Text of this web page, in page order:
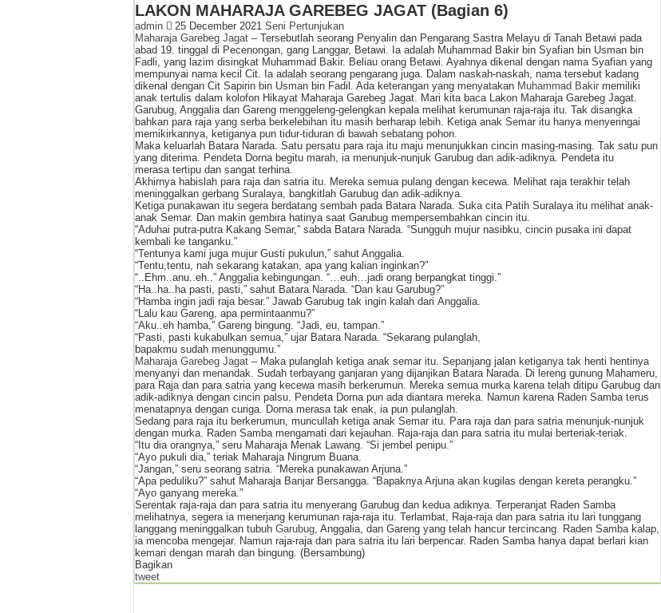
LAKON MAHARAJA GAREBEG JAGAT (Bagian 6)
admin 25 December 2021 Seni Pertunjukan
Maharaja Garebeg Jagat – Tersebutlah seorang Penyalin dan Pengarang Sastra Melayu di Tanah Betawi pada
abad 19. tinggal di Pecenongan, gang Langgar, Betawi. Ia adalah Muhammad Bakir bin Syafian bin Usman bin
Fadli, yang lazim disingkat Muhammad Bakir. Beliau orang Betawi. Ayahnya dikenal dengan nama Syafian yang
mempunyai nama kecil Cit. Ia adalah seorang pengarang juga. Dalam naskah-naskah, nama tersebut kadang
dikenal dengan Cit Sapirin bin Usman bin Fadil. Ada keterangan yang menyatakan Muhammad Bakir memiliki
anak tertulis dalam kolofon Hikayat Maharaja Garebeg Jagat. Mari kita baca Lakon Maharaja Garebeg Jagat.
Garubug, Anggalia dan Gareng menggeleng-gelengkan kepala melihat kerumunan raja-raja itu. Tak disangka
bahkan para raja yang serba berkelebihan itu masih berharap lebih. Ketiga anak Semar itu hanya menyeringai
memikirkannya, ketiganya pun tidur-tiduran di bawah sebatang pohon.
Maka keluarlah Batara Narada. Satu persatu para raja itu maju menunjukkan cincin masing-masing. Tak satu pun
yang diterima. Pendeta Dorna begitu marah, ia menunjuk-nunjuk Garubug dan adik-adiknya. Pendeta itu
merasa tertipu dan sangat terhina.
Akhirnya habislah para raja dan satria itu. Mereka semua pulang dengan kecewa. Melihat raja terakhir telah
meninggalkan gerbang Suralaya, bangkitlah Garubug dan adik-adiknya.
Ketiga punakawan itu segera berdatang sembah pada Batara Narada. Suka cita Patih Suralaya itu melihat anak-
anak Semar. Dan makin gembira hatinya saat Garubug mempersembahkan cincin itu.
“Aduhai putra-putra Kakang Semar,” sabda Batara Narada. “Sungguh mujur nasibku, cincin pusaka ini dapat
kembali ke tanganku.”
“Tentunya kami juga mujur Gusti pukulun,” sahut Anggalia.
“Tentu,tentu, nah sekarang katakan, apa yang kalian inginkan?”
“..Ehm..anu..eh..” Anggalia kebingungan. “…euh…jadi orang berpangkat tinggi.”
“Ha..ha..ha pasti, pasti,” sahut Batara Narada. “Dan kau Garubug?”
“Hamba ingin jadi raja besar.” Jawab Garubug tak ingin kalah dari Anggalia.
“Lalu kau Gareng, apa permintaanmu?”
“Aku..eh hamba,” Gareng bingung. “Jadi, eu, tampan.”
“Pasti, pasti kukabulkan semua,” ujar Batara Narada. “Sekarang pulanglah,
bapakmu sudah menunggumu.”
Maharaja Garebeg Jagat – Maka pulanglah ketiga anak semar itu. Sepanjang jalan ketiganya tak henti hentinya
menyanyi dan menandak. Sudah terbayang ganjaran yang dijanjikan Batara Narada. Di lereng gunung Mahameru,
para Raja dan para satria yang kecewa masih berkerumun. Mereka semua murka karena telah ditipu Garubug dan
adik-adiknya dengan cincin palsu. Pendeta Dorna pun ada diantara mereka. Namun karena Raden Samba terus
menatapnya dengan curiga. Dorna merasa tak enak, ia pun pulanglah.
Sedang para raja itu berkerumun, muncullah ketiga anak Semar itu. Para raja dan para satria menunjuk-nunjuk
dengan murka. Raden Samba mengamati dari kejauhan. Raja-raja dan para satria itu mulai berteriak-teriak.
“Itu dia orangnya,” seru Maharaja Menak Lawang. “Si jembel penipu.”
“Ayo pukuli dia,” teriak Maharaja Ningrum Buana.
“Jangan,” seru seorang satria. “Mereka punakawan Arjuna.”
“Apa peduliku?” sahut Maharaja Banjar Bersangga. “Bapaknya Arjuna akan kugilas dengan kereta perangku.”
“Ayo ganyang mereka.”
Serentak raja-raja dan para satria itu menyerang Garubug dan kedua adiknya. Terperanjat Raden Samba
melihatnya, segera ia menerjang kerumunan raja-raja itu. Terlambat, Raja-raja dan para satria itu lari tunggang
langgang meninggalkan tubuh Garubug , Anggalia, dan Gareng yang telah hancur tercincang. Raden Samba kalap,
ia mencoba mengejar. Namun raja-raja dan para satria itu lari berpencar. Raden Samba hanya dapat berlari kian
kemari dengan marah dan bingung. (Bersambung)
Bagikan
tweet